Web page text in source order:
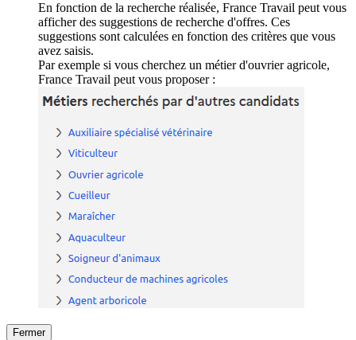
En fonction de la recherche réalisée, France Travail peut vous
afficher des suggestions de recherche d'offres. Ces
suggestions sont calculées en fonction des critères que vous
avez saisis.
Par exemple si vous cherchez un métier d'ouvrier agricole,
France Travail peut vous proposer :
Fermer